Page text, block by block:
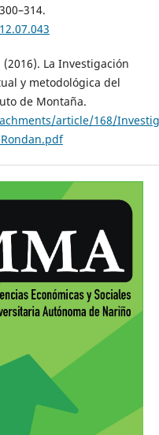
La Investigación
y metodológica del
de Montaña.
article/168/